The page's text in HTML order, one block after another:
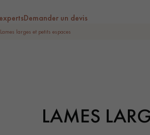
Demander un devis
LES
PARQUET EN BOIS
BRUT
PARQUET
Lames larges et petits espaces
LAMES